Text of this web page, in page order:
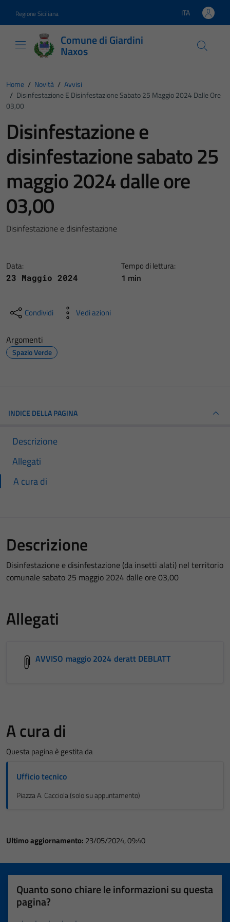
Regione Siciliana Lingua attiva:
ITA
Comune di Giardini
Naxos
Home / Novità / Avvisi
/ Disinfestazione E Disinfestazione Sabato 25 Maggio 2024 Dalle Ore
03,00
Disinfestazione e
disinfestazione sabato 25
maggio 2024 dalle ore
03,00
Disinfestazione e disinfestazione
Data:
23 Maggio 2024
Tempo di lettura:
1 min
Condividi Vedi azioni
Argomenti
Spazio Verde
INDICE DELLA PAGINA
Descrizione
Allegati
A cura di
Descrizione
Disinfestazione e disinfestazione (da insetti alati) nel territorio
comunale sabato 25 maggio 2024 dalle ore 03,00
Allegati
AVVISO maggio 2024 deratt DEBLATT
A cura di
Questa pagina è gestita da
Ufficio tecnico
Piazza A. Cacciola (solo su appuntamento)
Ultimo aggiornamento: 23/05/2024, 09:40
Quanto sono chiare le informazioni su questa
pagina?